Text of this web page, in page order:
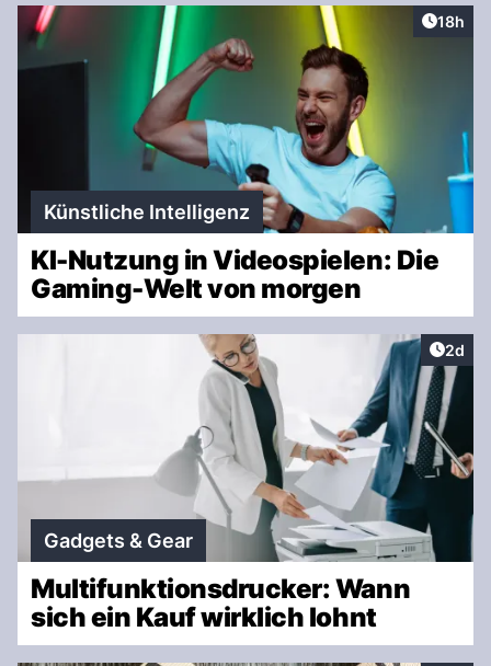
Artikel
18h
Künstliche Intelligenz
KI-Nutzung in Videospielen: Die
Gaming-Welt von morgen
2d
Gadgets & Gear
Multifunktionsdrucker: Wann
sich ein Kauf wirklich lohnt